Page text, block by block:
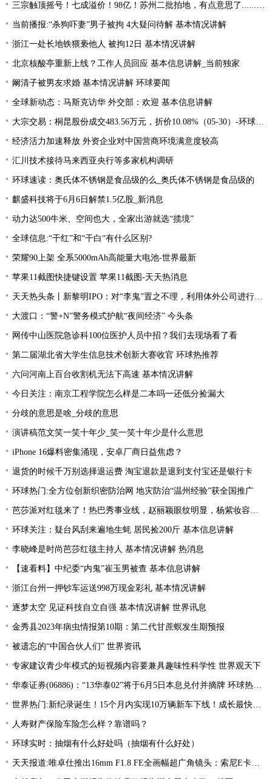
三宗触顶摇号！七成溢价！98亿！苏州二批拍地，有点意思了......_全球热议
当前播报:“杀狗吓妻”男子被拘 4大疑问待解 基本情况讲解
浙江一处长地铁猥亵他人 被拘12日 基本情况讲解
北京核酸亭重新上线？工作人员回应 基本信息讲解_当前独家
阚清子被男友求婚 基本情况讲解 环球要闻
全球新动态：马斯克访华 外交部：欢迎 基本信息讲解
大宗交易：桐昆股份成交483.56万元，折价10.08%（05-30）-环球速看料
经济活力加速释放 外资企业对中国营商环境满意度较高
汇川技术接待马来西亚央行等多家机构调研
环球速读：奥氏体不锈钢是食品级的么_奥氏体不锈钢是食品级的
麒盛科技将于6月6日解禁1.5亿股_新消息
动力达500牛米、空间也大，全家出游就选“揽境”
全球信息:“干红”和“干白“有什么区别?
荣耀90上架 全系5000mAh高能量大电池-世界最新
苹果11截图快捷键设置 苹果11截图-天天热消息
天天热头条丨新黎明IPO：对“李鬼”置之不理，利用体外公司进行资金循环，忽视员工权益
大渡口：“警+N”警务模式护航“夜间经济” 今头条
网传中山医院急诊科100位医护人员中招？我们去现场看了看
第二届湖北省大学生信息技术创新大赛收官 环球热推荐
六问河南上百台收割机无法下高速 基本情况讲解
今日关注：南京工程学院怎么样是二本吗一还低分捡漏大
分歧的意思是啥_分歧的意思
演讲稿范文笑一笑十年少_笑一笑十年少是什么意思
iPhone 16爆料密集涌现，安卓厂商日益焦虑？
退货的时候千万别选择退运费 淘宝退款是退到支付宝还是银行卡
环球热门:全方位创新织密防治网 地灾防治“温州经验”获全国推广
芭莎派对红毯来了！热巴秀事业线，赵丽颖眼纹明显，杨紫妆容翻车
环球关注：疑台风刮来遍地生蚝 居民捡200斤 基本信息讲解
李晓峰是时尚芭莎红毯主持人 基本情况讲解 热消息
【速看料】中纪委“内鬼”崔玉男被查 基本信息讲解
浙江台州一押钞车运送998万现金彩礼 基本情况讲解
逐梦太空 见证科技自立自强 基本情况讲解 世界讯息
金秀县2023年病虫情报第10期：第二代甘蔗螟发生期预报
被遗忘的“中国合伙人们” 世界资讯
专家建议青少年模式的短视频内容要兼具趣味性科学性 世界观天下
华泰证券(06886)：“13华泰02”将于6月5日本息兑付并摘牌 环球热推荐
世界热门:新纪录诞生！15个月内实现10万辆新车下线！成长最快的新势力竟然是TA
人寿财产保险车险怎么样？靠谱吗？
环球实时：抽烟有什么好处吗（抽烟有什么好处）
天天报道:唯卓仕推出16mm F1.8 FE全画幅超广角镜头：索尼E卡口，3499元